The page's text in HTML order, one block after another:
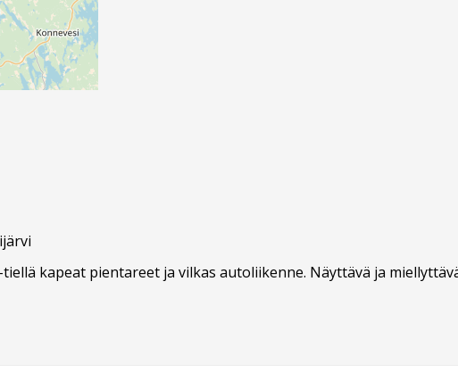
kapeat pientareet ja vilkas autoliikenne. Näyttävä ja